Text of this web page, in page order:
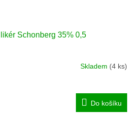
Schonberg 35% 0,5
Skladem (4 ks)
Do košíku